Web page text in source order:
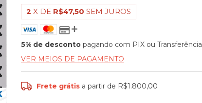
2 X DE R$47,50 SEM JUROS
5% de desconto pagando com PIX ou Transferência
VER MEIOS DE PAGAMENTO
Frete grátis a partir de R$1.800,00